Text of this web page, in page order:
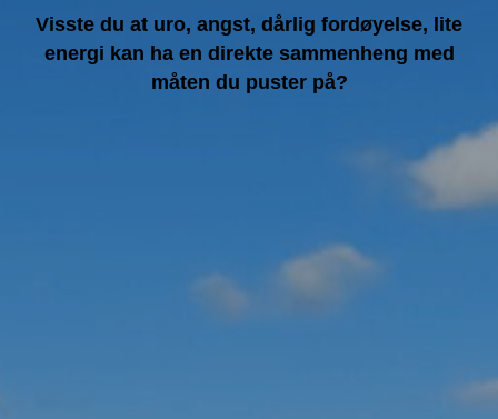
Visste du at uro, angst, dårlig fordøyelse, lite
energi kan ha en direkte sammenheng med
måten du puster på?